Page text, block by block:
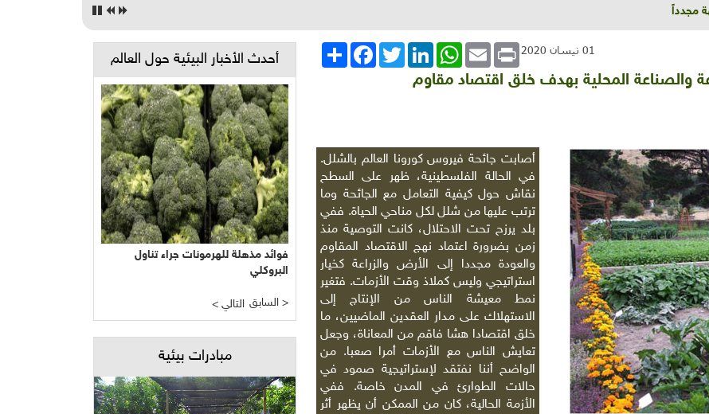
انشر
FacebookTwitterLinkedInWhatsApp Email Print 01 نيسان 2020
والصناعة المحلية بهدف خلق اقتصاد مقاوم
أصابت جائحة فيروس كورونا العالم بالشلل.
في الحالة الفلسطينية، ظهر على السطح
نقاش حول كيفية التعامل مع الجائحة وما
ترتب عليها من شلل لكل مناحي الحياة. ففي
بلد يرزح تحت الاحتلال، كانت التوصية منذ
زمن بضرورة اعتماد نهج الاقتصاد المقاوم
والعودة مجددا إلى الأرض والزراعة كخيار
استراتيجي وليس كملاذ وقت الأزمات. فتغير
نمط معيشة الناس من الإنتاج إلى
الاستهلاك على مدار العقدين الماضيين، ما
خلق اقتصادا هشا فاقم من المعاناة، وجعل
تعايش الناس مع الأزمات أمرا صعبا. من
الواضح أننا نفتقد لإستراتيجية صمود في
حالات الطوارئ في المدن خاصة. ففي
الأزمة الحالية، كان من الممكن أن يظهر أثر
أحدث الأخبار البيئية حول العالم
فوائد مذهلة للهرمونات جراء تناول
البروكلي
< التالي السابق >
مبادرات بيئية